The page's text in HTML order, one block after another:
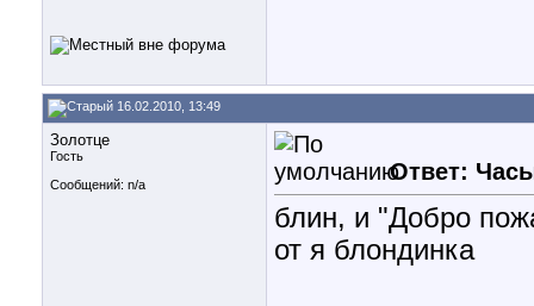
16.02.2010, 13:49
Золотце
Гость
Сообщений: n/a
Ответ:
блин, и "Добро
от я блондинка